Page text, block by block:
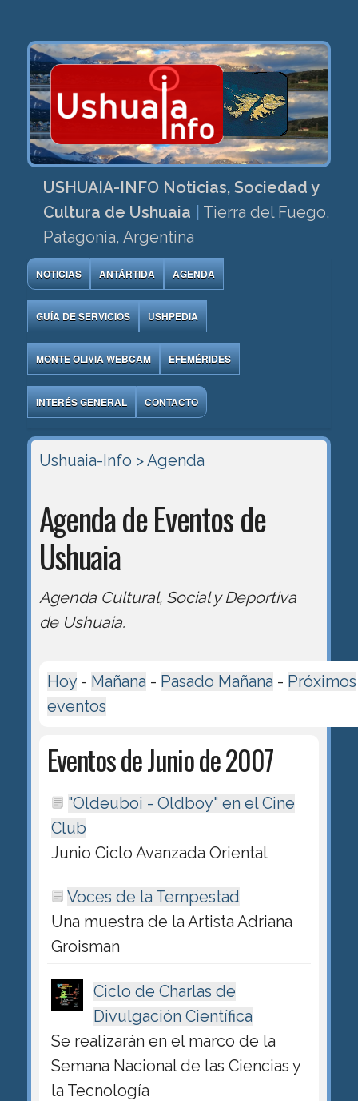
USHUAIA-INFO Noticias, Sociedad y
Cultura de Ushuaia
Tierra del Fuego,
Patagonia, Argentina
NOTICIAS ANTÁRTIDA AGENDA
GUÍA DE SERVICIOS USHPEDIA
MONTE OLIVIA WEBCAM EFEMÉRIDES
INTERÉS GENERAL CONTACTO
Ushuaia-Info > Agenda
Agenda de Eventos de
Ushuaia
Agenda Cultural, Social y Deportiva
de Ushuaia.
Hoy- Mañana - Pasado Mañana - Próximos
eventos
Eventos de Junio de 2007
"Oldeuboi - Oldboy" en el Cine
Club
Junio Ciclo Avanzada Oriental
Voces de la Tempestad
Una muestra de la Artista Adriana
Groisman
Ciclo de Charlas de
Divulgación Científica
Se realizarán en el marco de la
Semana Nacional de las Ciencias y
la Tecnología